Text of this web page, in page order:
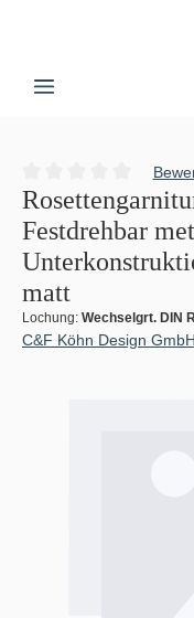
Durchschnittliche
Festdrehbar
matt
Lochung: Wechselgrt. DIN
C&F Köhn Design